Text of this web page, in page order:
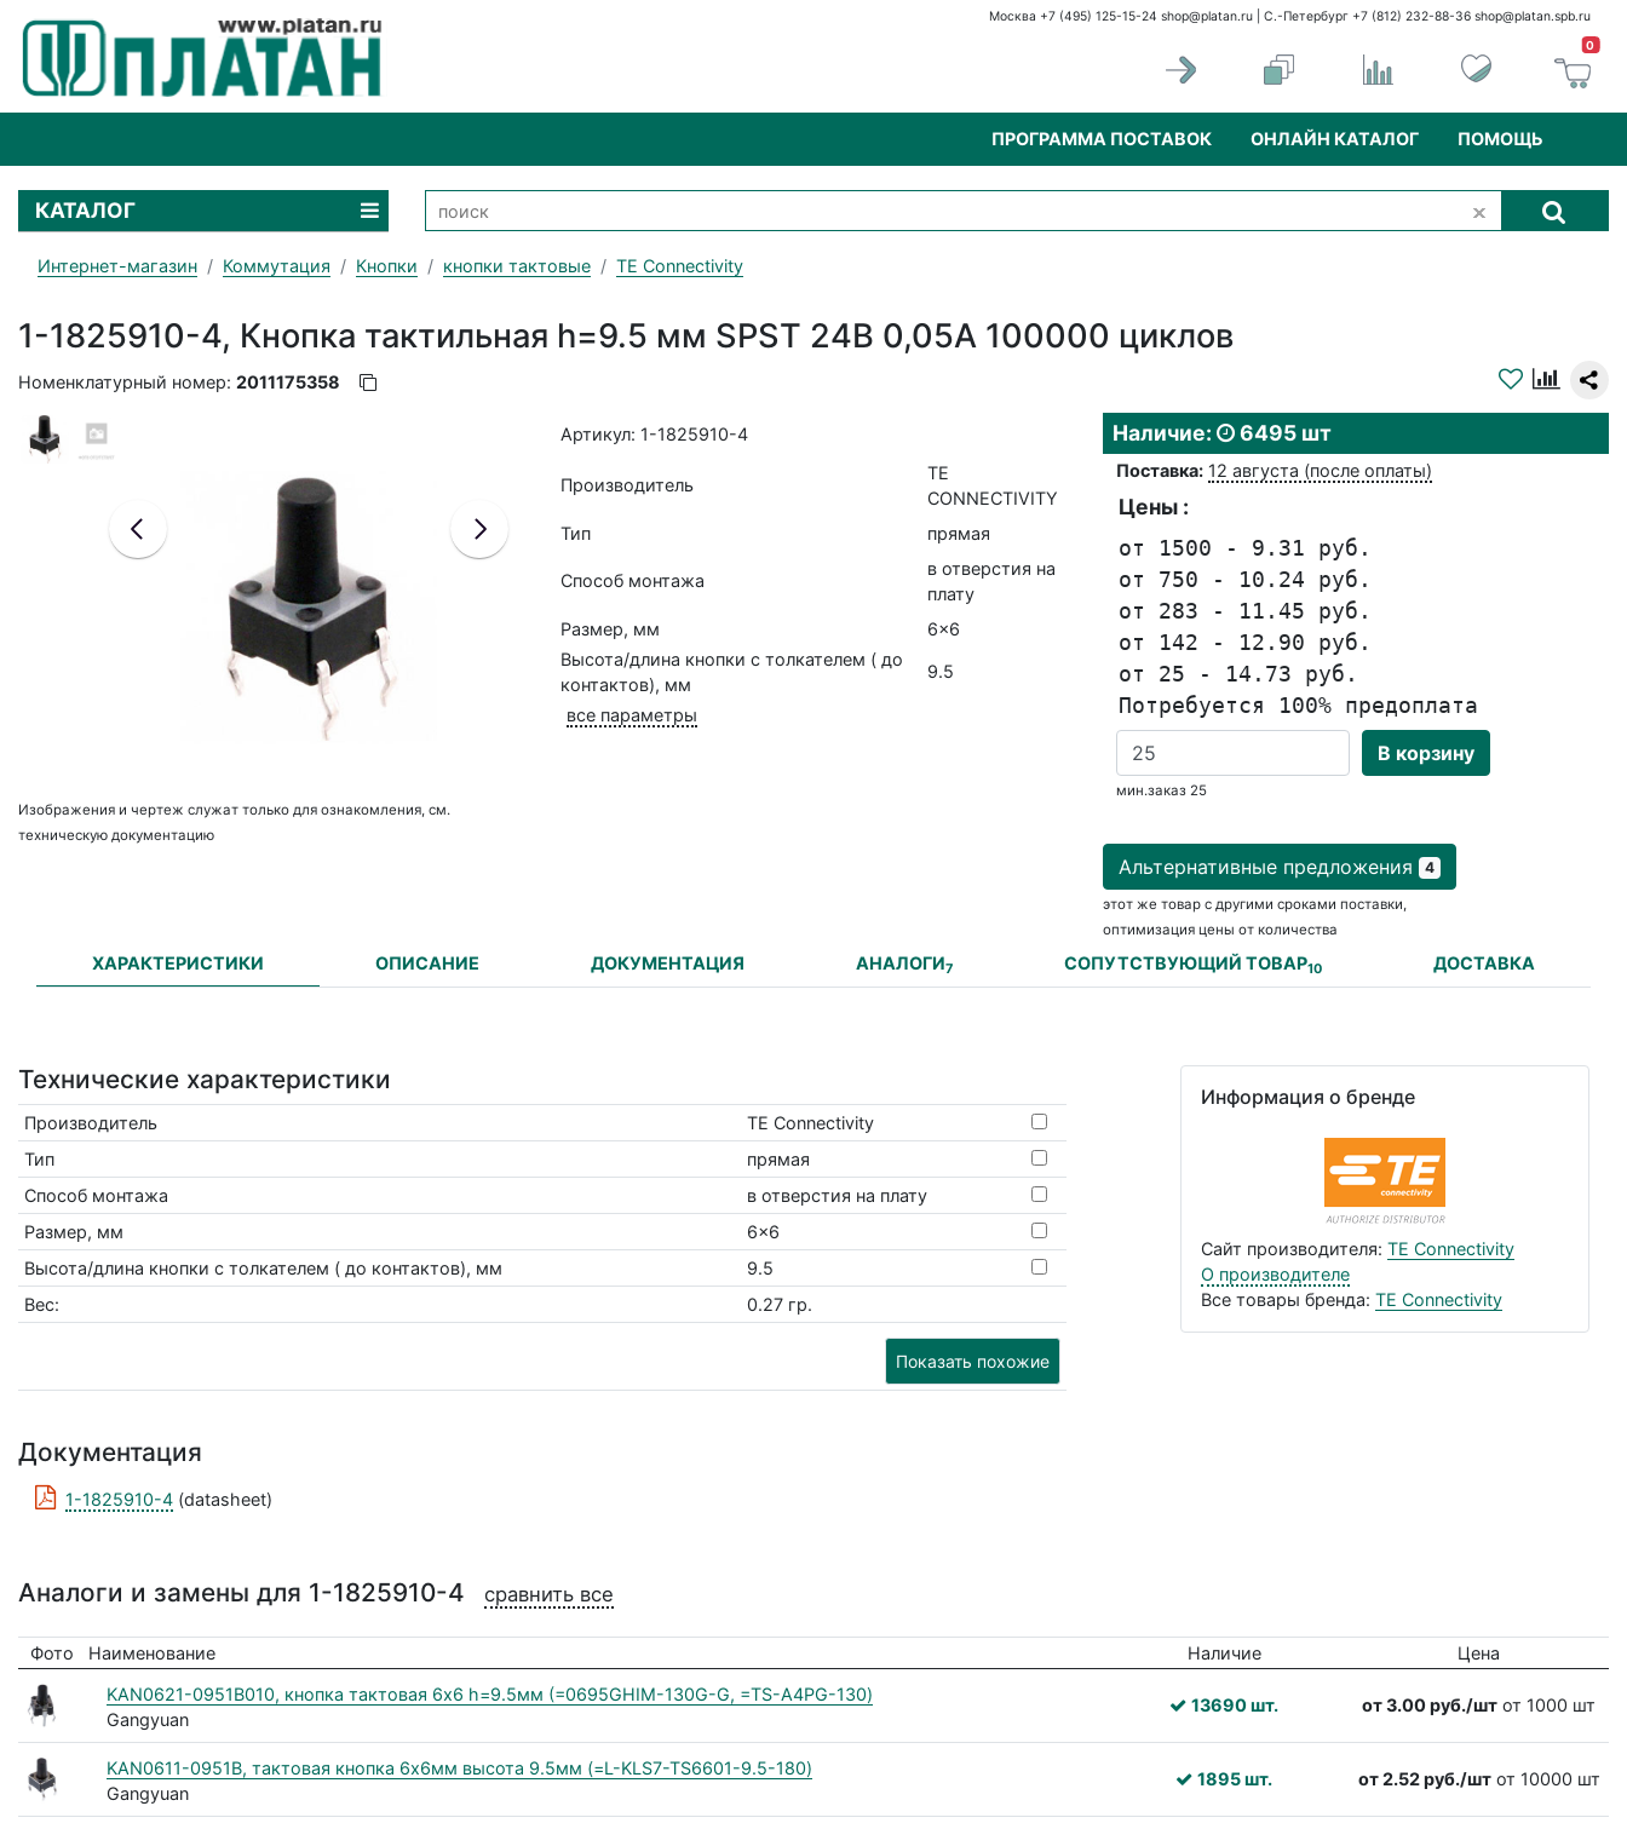
Москва +7 (495) 125-15-24 shop@platan.ru | С.-Петербург +7 (812) 232-88-36 shop@platan.spb.ru
0
ПРОГРАММА ПОСТАВОК ОНЛАЙН КАТАЛОГ ПОМОЩЬ
КАТАЛОГ
Интернет-магазин Коммутация Кнопки кнопки тактовые TE Connectivity
1-1825910-4, Кнопка тактильная h=9.5 мм SPST 24В 0,05А 100000 циклов
Номенклатурный номер: 2011175358
Изображения и чертеж служат только для ознакомления, см.
техническую документацию
Артикул: 1-1825910-4
Производитель
TE
CONNECTIVITY
Тип
прямая
Способ монтажа
в отверстия на
плату
Размер, мм
6x6
Высота/длина кнопки с толкателем ( до
контактов), мм
9.5
все параметры
Наличие: 6495 шт
Поставка: 12 августа (после оплаты)
Цены :
от 1500 - 9.31 руб.
от 750 - 10.24 руб.
от 283 - 11.45 руб.
от 142 - 12.90 руб.
от 25 - 14.73 руб.
Потребуется 100% предоплата
В корзину
мин.заказ 25
Альтернативные предложения 4
этот же товар с другими сроками поставки,
оптимизация цены от количества
ХАРАКТЕРИСТИКИ ОПИСАНИЕ ДОКУМЕНТАЦИЯ АНАЛОГИ7 СОПУТСТВУЮЩИЙ ТОВАР10 ДОСТАВКА
Технические характеристики
Производитель
TE Connectivity
Тип
прямая
Способ монтажа
в отверстия на плату
Размер, мм
6x6
Высота/длина кнопки с толкателем ( до контактов), мм
9.5
Вес:
0.27 гр.
Показать похожие
Информация о бренде
Сайт производителя: TE Connectivity
О производителе
Все товары бренда: TE Connectivity
Документация
1-1825910-4 (datasheet)
Аналоги и замены для 1-1825910-4 сравнить все
Фото Наименование Наличие
Цена
KAN0621-0951B010, кнопка тактовая 6х6 h=9.5мм (=0695GHIM-130G-G, =TS-A4PG-130)
Gangyuan
13690 шт. от 3.00 руб./шт от 1000 шт
KAN0611-0951B, тактовая кнопка 6x6мм высота 9.5мм (=L-KLS7-TS6601-9.5-180)
Gangyuan
1895 шт. от 2.52 руб./штот 10000 шт